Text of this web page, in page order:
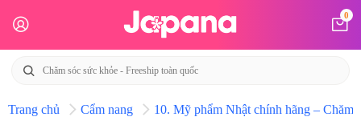
0
Trang chủ Cẩm nang 10. Mỹ phẩm Nhật chính hãng – Chăm